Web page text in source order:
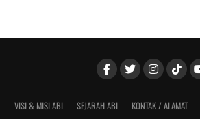
VISI & MISI ABI SEJARAH ABI KONTAK / ALAMAT